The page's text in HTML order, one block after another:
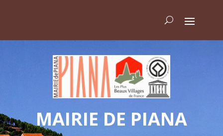
MAIRIE DE PIANA